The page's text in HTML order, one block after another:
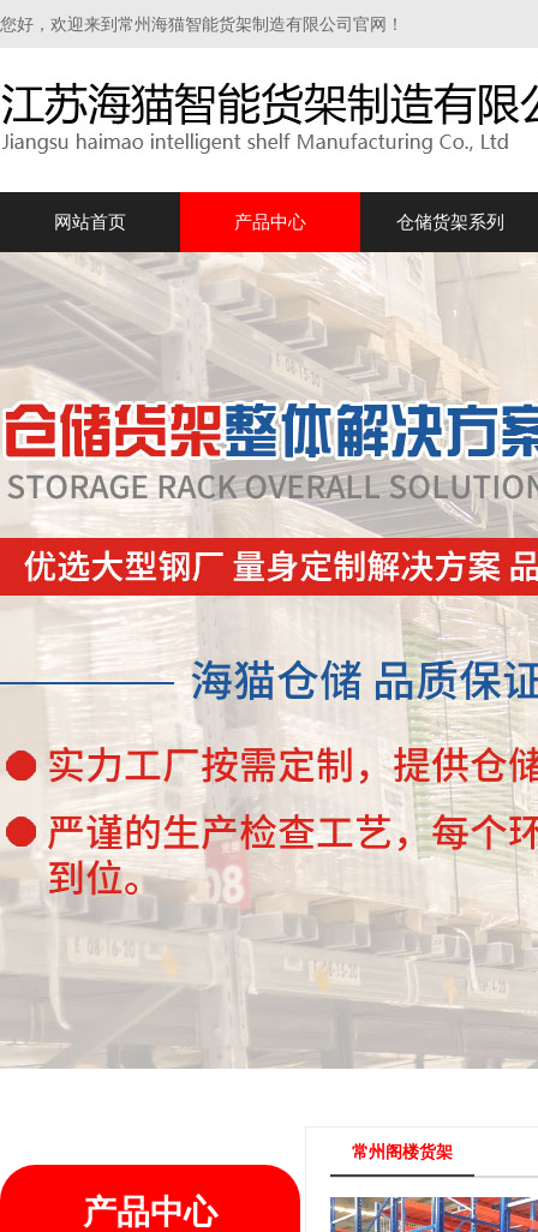
您好，欢迎来到常州海猫智能货架制造有限公司官网！
网站首页 产品中心 仓储货架系列
产品中心
常州阁楼货架